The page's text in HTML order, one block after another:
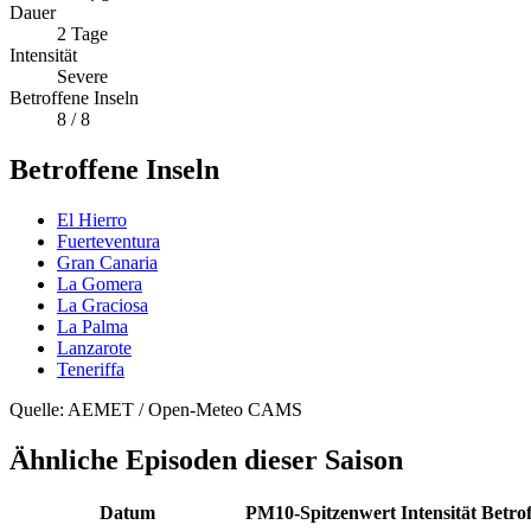
Dauer
2 Tage
Intensität
Severe
Betroffene Inseln
8 / 8
Betroffene Inseln
El Hierro
Fuerteventura
Gran Canaria
La Gomera
La Graciosa
La Palma
Lanzarote
Teneriffa
Quelle: AEMET / Open-Meteo CAMS
Ähnliche Episoden dieser Saison
Datum PM10-Spitzenwert Intensität